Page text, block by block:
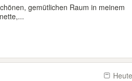
gemütlichen Raum in meinem